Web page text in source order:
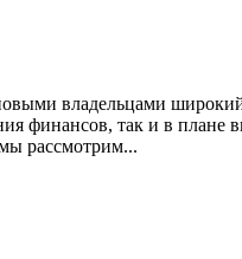
владельцами
финансов, так и в
рассмотрим...